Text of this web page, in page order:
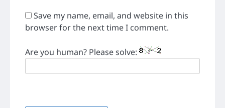
Save my name, email, and website in this
browser for the next time I comment.
Are you human? Please solve: